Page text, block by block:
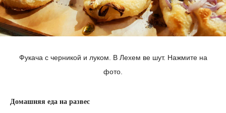
Фукача с черникой и луком. В Лехем ве шут. Нажмите на
фото.
Домашняя еда на развес